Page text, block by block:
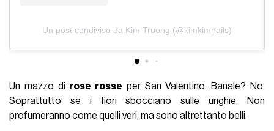
Un post condiviso da Kim Truong (@kimkimnails)
Un mazzo di rose rosse per San Valentino. Banale? No.
Soprattutto se i fiori sbocciano sulle unghie. Non
profumeranno come quelli veri, ma sono altrettanto belli.